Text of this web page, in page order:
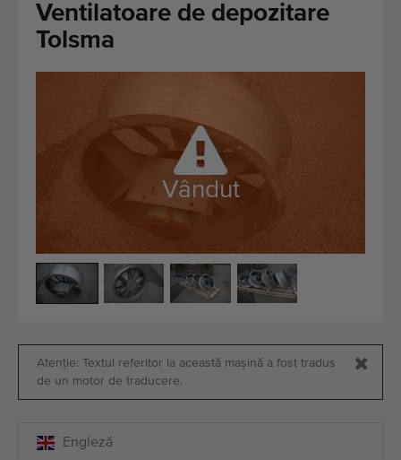
Machines
Echipamente de calitate
Personal expert
Din 1977
Ventilatoare de depozitare
Tolsma
Vândut
Atenție: Textul referitor la această mașină a fost tradus
de un motor de traducere.
Engleză